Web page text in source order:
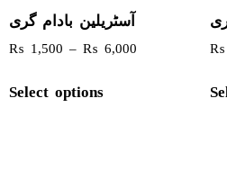
آسٹریلین بادام گری
₨ 1,500 – ₨ 6,000
Select options
₨